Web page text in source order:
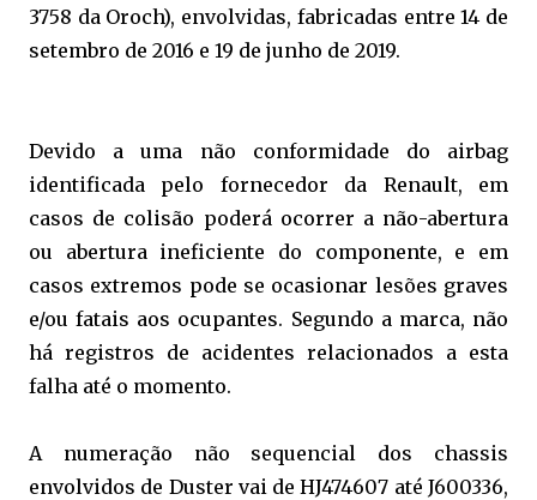
3758 da Oroch), envolvidas, fabricadas entre 14 de
setembro de 2016 e 19 de junho de 2019.
Devido a uma não conformidade do airbag
identificada pelo fornecedor da Renault, em
casos de colisão poderá ocorrer a não-abertura
ou abertura ineficiente do componente, e em
casos extremos pode se ocasionar lesões graves
e/ou fatais aos ocupantes. Segundo a marca, não
há registros de acidentes relacionados a esta
falha até o momento.
A numeração não sequencial dos chassis
envolvidos de Duster vai de HJ474607 até J600336,